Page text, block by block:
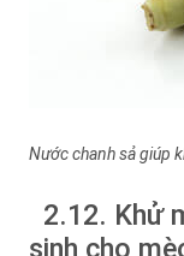
Nước chanh sả giúp
2.12. Khử
sinh cho